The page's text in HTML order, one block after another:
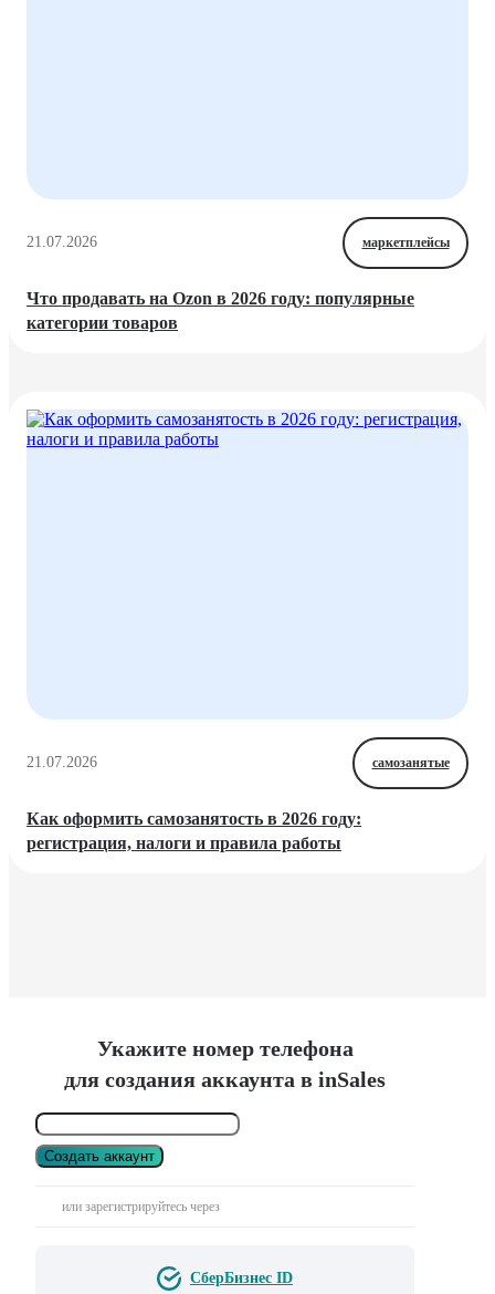
21.07.2026 маркетплейсы
Что продавать на Ozon в 2026 году: популярные
категории товаров
21.07.2026 самозанятые
Как оформить самозанятость в 2026 году:
регистрация, налоги и правила работы
Укажите номер телефона
для создания аккаунта в inSales
Создать аккаунт
или зарегистрируйтесь через
СберБизнес ID